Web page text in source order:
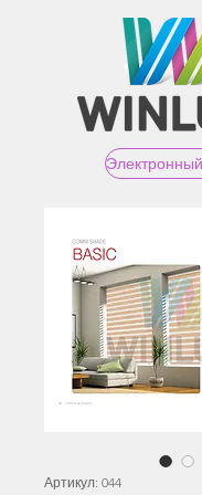
Артикул: 044